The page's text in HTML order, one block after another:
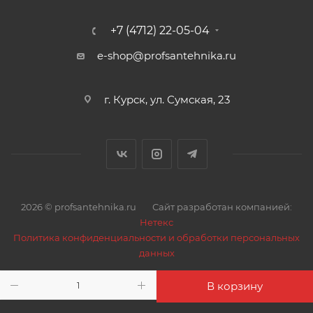
В корзину
+7 (4712) 22-05-04
e-shop@profsantehnika.ru
г. Курск, ул. Сумская, 23
2026 © profsantehnika.ru
Сайт разработан компанией:
Нетекс
Политика конфиденциальности и обработки персональных
данных